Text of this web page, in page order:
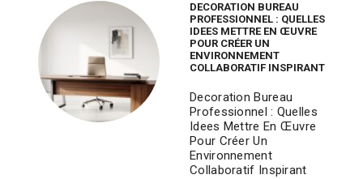
DECORATION BUREAU
PROFESSIONNEL : QUELLES
IDEES METTRE EN ŒUVRE
POUR CRÉER UN
ENVIRONNEMENT
COLLABORATIF INSPIRANT
Decoration Bureau
Professionnel : Quelles
Idees Mettre En Œuvre
Pour Créer Un
Environnement
Collaboratif Inspirant